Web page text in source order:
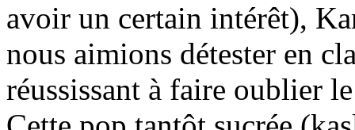
avoir un certain intérêt),
nous aimions détester en
réussissant à faire oublier